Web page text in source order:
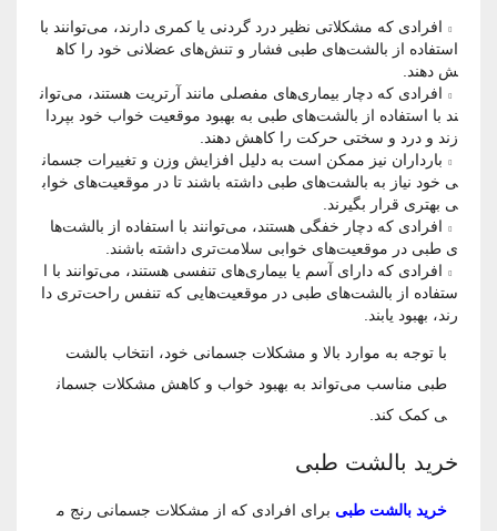
افرادی که مشکلاتی نظیر درد گردنی یا کمری دارند، می‌توانند با
استفاده از بالشت‌های طبی فشار و تنش‌های عضلانی خود را کاه
ش دهند.
افرادی که دچار بیماری‌های مفصلی مانند آرتریت هستند، می‌توان
ند با استفاده از بالشت‌های طبی به بهبود موقعیت خواب خود بپردا
زند و درد و سختی حرکت را کاهش دهند.
بارداران نیز ممکن است به دلیل افزایش وزن و تغییرات جسمان
ی خود نیاز به بالشت‌های طبی داشته باشند تا در موقعیت‌های خواب
ی بهتری قرار بگیرند.
افرادی که دچار خفگی هستند، می‌توانند با استفاده از بالشت‌ها
ی طبی در موقعیت‌های خوابی سلامت‌تری داشته باشند.
افرادی که دارای آسم یا بیماری‌های تنفسی هستند، می‌توانند با ا
ستفاده از بالشت‌های طبی در موقعیت‌هایی که تنفس راحت‌تری دا
رند، بهبود یابند.
با توجه به موارد بالا و مشکلات جسمانی خود، انتخاب بالشت
طبی مناسب می‌تواند به بهبود خواب و کاهش مشکلات جسمان
ی کمک کند.
خرید بالشت طبی
خرید بالشت طبی برای افرادی که از مشکلات جسمانی رنج م